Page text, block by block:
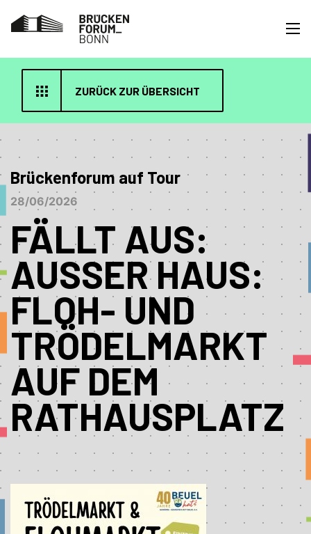
ZURÜCK ZUR ÜBERSICHT
Brückenforum auf Tour
28/06/2026
FÄLLT AUS:
AUSSER HAUS: F
LOH- UND T
RÖDELMARKT A
UF DEM R
ATHAUSPLATZ